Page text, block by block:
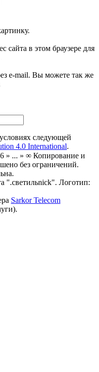
сайта в этом браузере для
e-mail. Вы можете так же
следующей
4.0 International.
» ... » ∞ Копирование и
без ограничений.
".светильnick". Логотип:
Sarkor Telecom